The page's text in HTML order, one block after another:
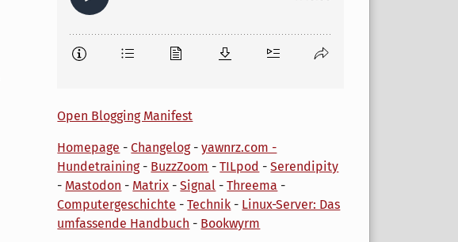
Open Blogging Manifest
Homepage -Changelog-yawnrz.com -
Hundetraining- BuzzZoom -TILpod -Serendipity
- Mastodon - Matrix -Signal -Threema -
Computergeschichte -Technik - Linux-Server: Das
umfassende Handbuch - Bookwyrm